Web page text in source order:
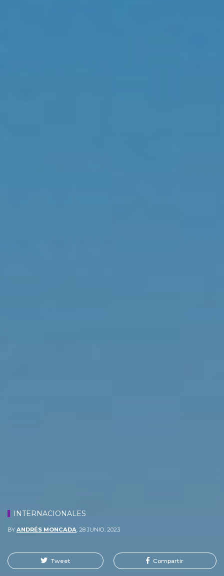
INTERNACIONALES
BY ANDRÉS MONCADA 28 JUNIO, 2023
Tweet Compartir